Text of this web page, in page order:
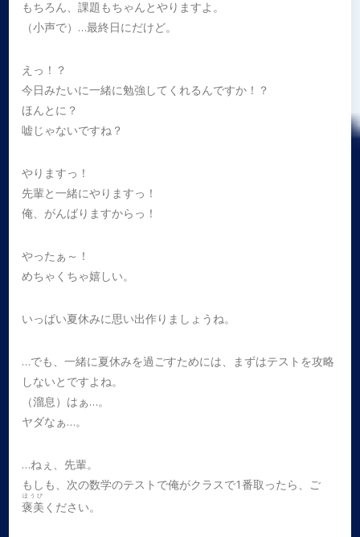
もちろん、課題もちゃんとやりますよ。
（小声で）…最終日にだけど。
えっ！？
今日みたいに一緒に勉強してくれるんですか！？
ほんとに？
嘘じゃないですね？
やりますっ！
先輩と一緒にやりますっ！
俺、がんばりますからっ！
やったぁ～！
めちゃくちゃ嬉しい。
いっぱい夏休みに思い出作りましょうね。
…でも、一緒に夏休みを過ごすためには、まずはテストを攻略
しないとですよね。
（溜息）はぁ…。
ヤダなぁ…。
…ねぇ、先輩。
もしも、次の数学のテストで俺がクラスで1番取ったら、ご
褒美
ほうび
ください。